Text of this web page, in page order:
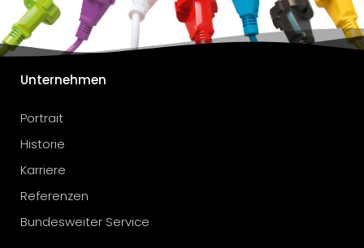
Unternehmen
Portrait
Historie
Karriere
Referenzen
Bundesweiter Service